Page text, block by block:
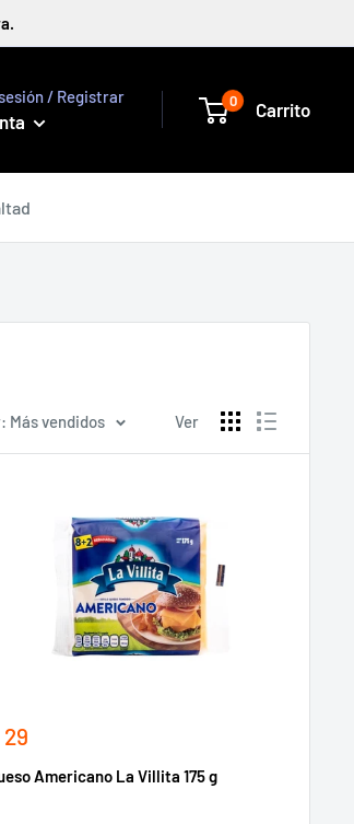
/ Registrar 0 Carrito
Más vendidos Ver
29
Americano La Villita 175 g